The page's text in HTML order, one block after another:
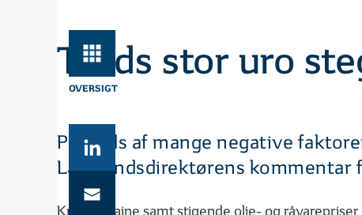
OVERSIGT
Trods stor uro
På trods af mange negative
Læs fondsdirektørens kommentar
Krig i Ukraine samt stigende olie- og